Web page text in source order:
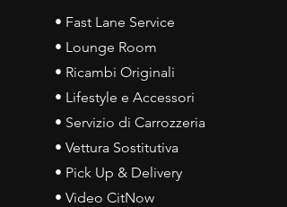
• Fast Lane Service
• Lounge Room
• Ricambi Originali
• Lifestyle e Accessori
• Servizio di Carrozzeria
• Vettura Sostitutiva
• Pick Up & Delivery
• Video CitNow